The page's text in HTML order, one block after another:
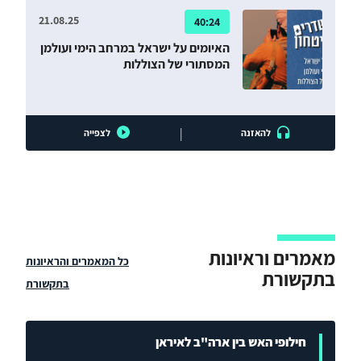
40:24
21.08.25
האיומים על ישראל במרחב הימי ועולמן
המסתורי של הצוללות
להאזנה | לצפייה
מאמרים וראיונות
בתקשורת
כל המאמרים והראיונות
בתקשורת
חילופי האש בין ארה"ב לאיראן